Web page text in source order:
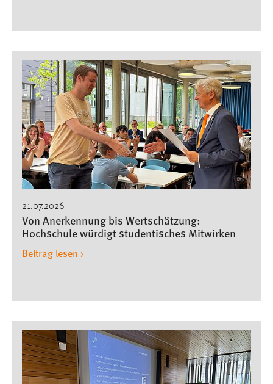
21.07.2026
Von Anerkennung bis Wertschätzung:
Hochschule würdigt studentisches Mitwirken
Beitrag lesen ›